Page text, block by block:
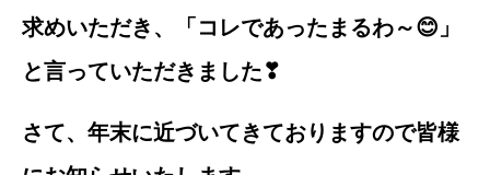
求めいただき、「コレであったまるわ～😊」
と言っていただきました❣
さて、年末に近づいてきておりますので皆様